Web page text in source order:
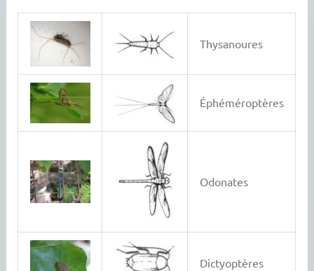
Thysanoures
Éphéméroptères
Odonates
Dictyoptères